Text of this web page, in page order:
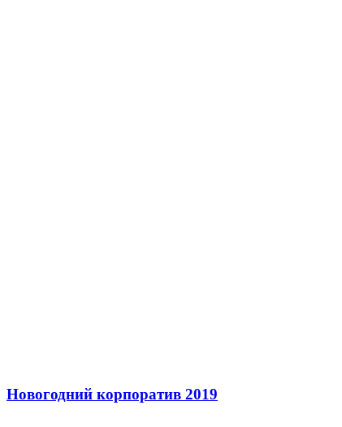
Новогодний корпоратив 2019